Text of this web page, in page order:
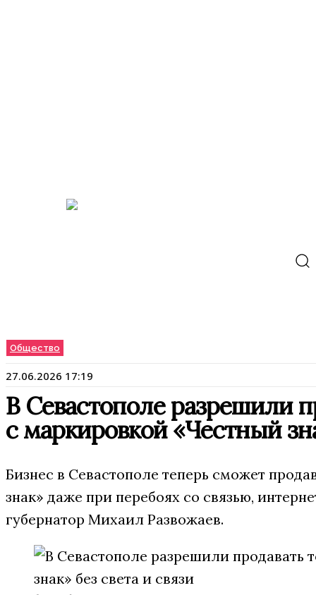
Общество
27.06.2026 17:19
В Севастополе разрешили
с маркировкой «Честный
Бизнес в Севастополе теперь сможет
знак» даже при перебоях со связью,
губернатор Михаил Развожаев.